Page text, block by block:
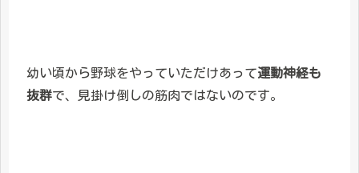
幼い頃から野球をやっていただけあって運動神経も
抜群で、見掛け倒しの筋肉ではないのです。